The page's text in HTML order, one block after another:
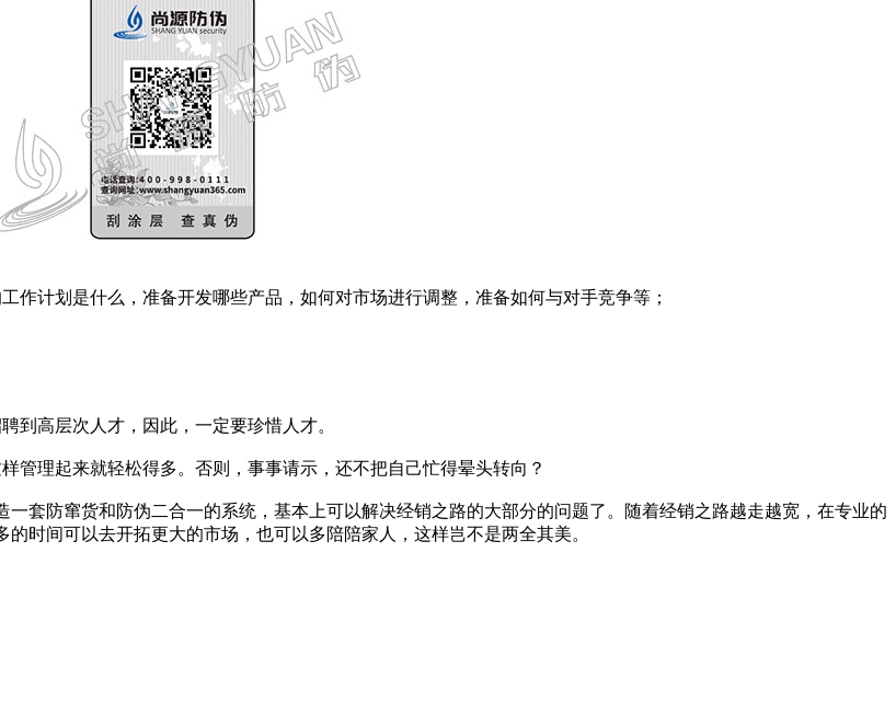
计划是什么，准备开发哪些产品，如何对市场进行调整，准备如何与对手竞争等；
高层次人才，因此，一定要珍惜人才。
理起来就轻松得多。否则，事事请示，还不把自己忙得晕头转向？
防窜货和防伪二合一的系统，基本上可以解决经销之路的大部分的问题了。随着经销之路越走越宽，在专业的
时间可以去开拓更大的市场，也可以多陪陪家人，这样岂不是两全其美。